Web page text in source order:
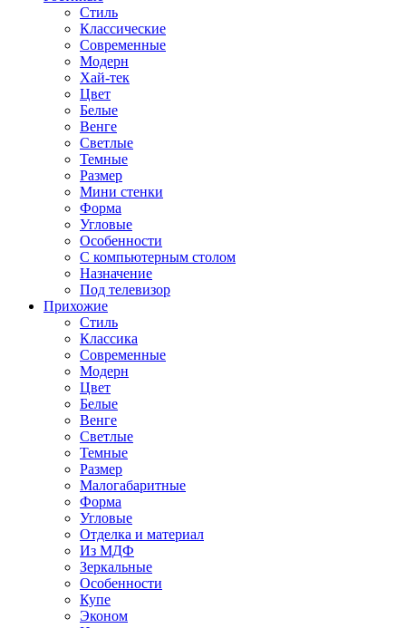
Стиль
Классические
Современные
Модерн
Хай-тек
Цвет
Белые
Венге
Светлые
Темные
Размер
Мини стенки
Форма
Угловые
Особенности
С компьютерным столом
Назначение
Под телевизор
Прихожие
Стиль
Классика
Современные
Модерн
Цвет
Белые
Венге
Светлые
Темные
Размер
Малогабаритные
Форма
Угловые
Отделка и материал
Из МДФ
Зеркальные
Особенности
Купе
Эконом